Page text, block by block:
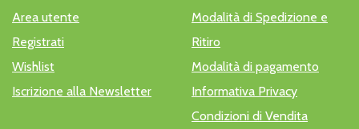
Area utente
Registrati
Wishlist
Iscrizione alla Newsletter
Modalità di Spedizione e
Ritiro
Modalità di pagamento
Informativa Privacy
Condizioni di Vendita